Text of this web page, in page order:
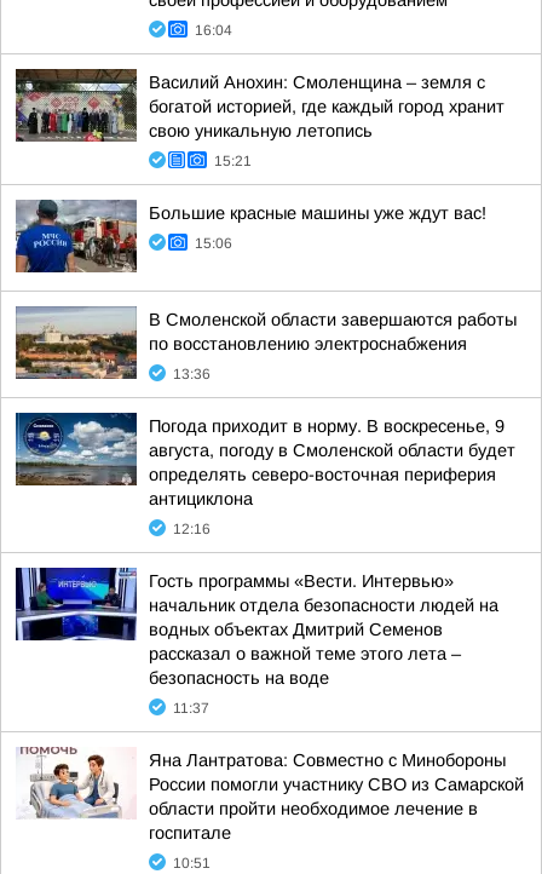
16:04
Василий Анохин: Смоленщина – земля с
богатой историей, где каждый город хранит
свою уникальную летопись
15:21
Большие красные машины уже ждут вас!
15:06
В Смоленской области завершаются работы
по восстановлению электроснабжения
13:36
Погода приходит в норму. В воскресенье, 9
августа, погоду в Смоленской области будет
определять северо-восточная периферия
антициклона
12:16
Гость программы «Вести. Интервью»
начальник отдела безопасности людей на
водных объектах Дмитрий Семенов
рассказал о важной теме этого лета –
безопасность на воде
11:37
Яна Лантратова: Совместно с Минобороны
России помогли участнику СВО из Самарской
области пройти необходимое лечение в
госпитале
10:51